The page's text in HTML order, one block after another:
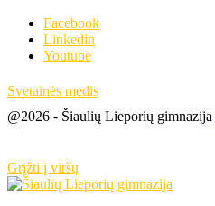
Facebook
Linkedin
Youtube
Svetainės medis
@2026 - Šiaulių Lieporių gimnazija
Grįžti į viršų